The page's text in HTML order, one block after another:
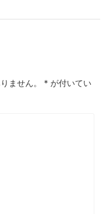
ません。 * が付いてい